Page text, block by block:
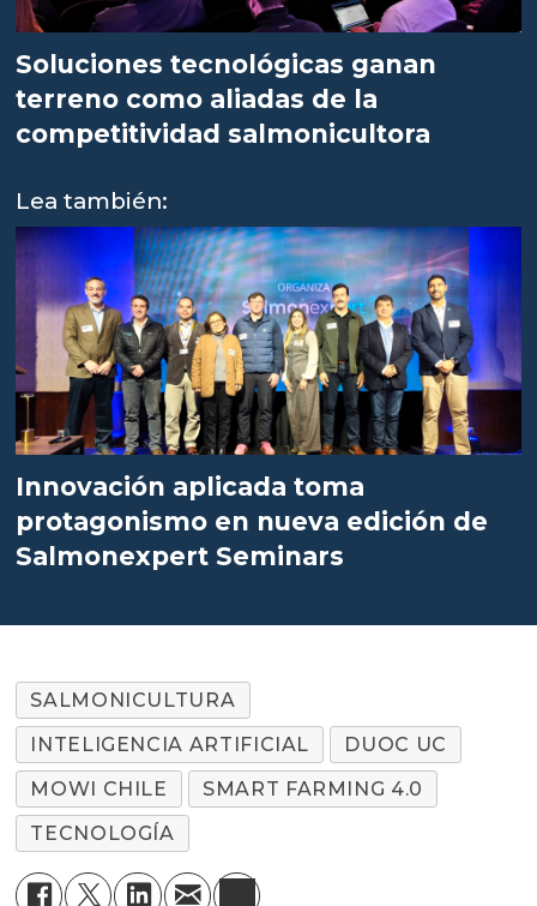
Soluciones tecnológicas ganan
terreno como aliadas de la
competitividad salmonicultora
Lea también:
Innovación aplicada toma
protagonismo en nueva edición de
Salmonexpert Seminars
SALMONICULTURA
INTELIGENCIA ARTIFICIAL
DUOC UC
MOWI CHILE
SMART FARMING 4.0
TECNOLOGÍA